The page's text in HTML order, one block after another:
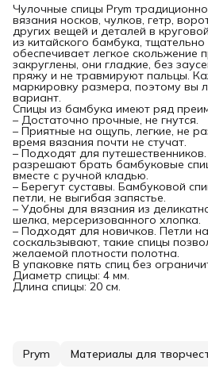
Чулочные спицы Prym
вязания носков, чулков, гетр,
других вещей и деталей в
из китайского бамбука,
обеспечивает легкое скольжение
закруглены, они гладкие, без
пряжу и не травмируют пальцы.
маркировку размера, поэтому вы
вариант.
Спицы из бамбука имеют ряд
– Достаточно прочные, не гнутся.
– Приятные на ощупь, легкие, не
время вязания почти не стучат.
– Подходят для
разрешают брать бамбуковые
вместе с ручной кладью.
– Берегут суставы. Бамбуковой
петли, не выгибая запястье.
– Удобны для вязания из
шелка, мерсеризованного хлопка.
– Подходят для новичков. Петли
соскальзывают, такие спицы
желаемой плотности полотна.
В упаковке пять спиц без
Диаметр спицы: 4 мм.
Длина спицы: 20 см.
Prym Материалы для